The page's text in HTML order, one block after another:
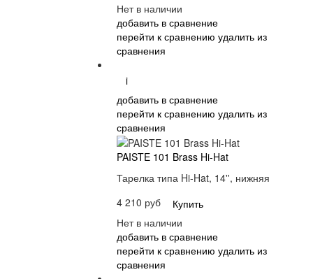
Нет в наличии
добавить в сравнение
перейти к сравнению удалить из
сравнения
i
добавить в сравнение
перейти к сравнению удалить из
сравнения
PAISTE 101 Brass Hi-Hat
Тарелка типа Hi-Hat, 14'', нижняя
4 210 руб
Купить
Нет в наличии
добавить в сравнение
перейти к сравнению удалить из
сравнения